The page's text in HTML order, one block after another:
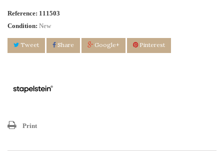
Reference: 111503
Condition: New
Tweet Share Google+ Pinterest
Print